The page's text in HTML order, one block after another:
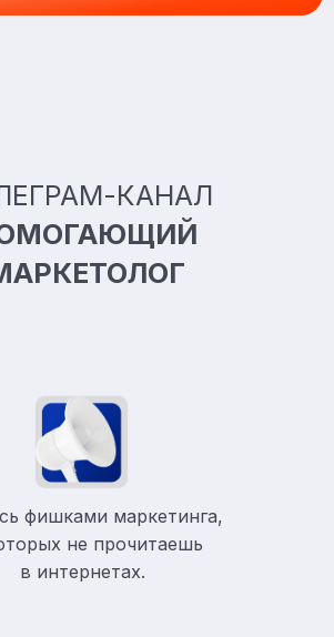
КАНАЛ
фишками маркетинга,
не прочитаешь
в интернетах.